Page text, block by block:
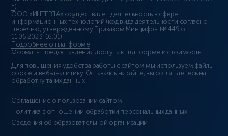
г.).
ООО «ИНТЕРДА» осуществляет деятельность в сфере
информационных технологий (код вида деятельности согласно
перечню, утверждённому Приказом Минцифры № 449 от
11.05.2023: 16.01)
Подробнее о платформе.
Форматы предоставления доступа к платформе и стоимость.
Для повышения удобства работы с сайтом мы используем файлы
cookie и веб-аналитику. Оставаясь на сайте, вы соглашаетесь на
обработку таких данных.
Соглашение о пользовании сайтом
Политика в отношении обработки персональных данных
Сведения об образовательной организации